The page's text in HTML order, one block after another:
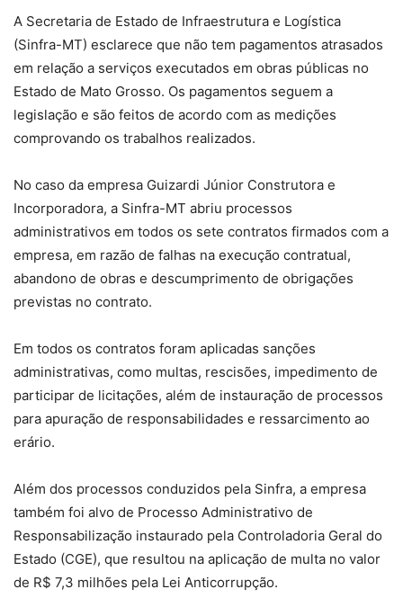
A Secretaria de Estado de Infraestrutura e Logística
(Sinfra-MT) esclarece que não tem pagamentos atrasados
em relação a serviços executados em obras públicas no
Estado de Mato Grosso. Os pagamentos seguem a
legislação e são feitos de acordo com as medições
comprovando os trabalhos realizados.
No caso da empresa Guizardi Júnior Construtora e
Incorporadora, a Sinfra-MT abriu processos
administrativos em todos os sete contratos firmados com a
empresa, em razão de falhas na execução contratual,
abandono de obras e descumprimento de obrigações
previstas no contrato.
Em todos os contratos foram aplicadas sanções
administrativas, como multas, rescisões, impedimento de
participar de licitações, além de instauração de processos
para apuração de responsabilidades e ressarcimento ao
erário.
Além dos processos conduzidos pela Sinfra, a empresa
também foi alvo de Processo Administrativo de
Responsabilização instaurado pela Controladoria Geral do
Estado (CGE), que resultou na aplicação de multa no valor
de R$ 7,3 milhões pela Lei Anticorrupção.